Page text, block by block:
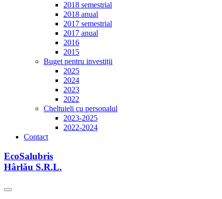
2018 semestrial
2018 anual
2017 semestrial
2017 anual
2016
2015
Buget pentru investiții
2025
2024
2023
2022
Cheltuieli cu personalul
2023-2025
2022-2024
Contact
EcoSalubris
Hârlău S.R.L.